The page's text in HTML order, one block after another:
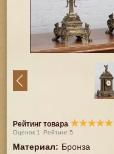
Рейтинг товара★★★★★
Оценок 1 Рейтинг5
Материал: Бронза